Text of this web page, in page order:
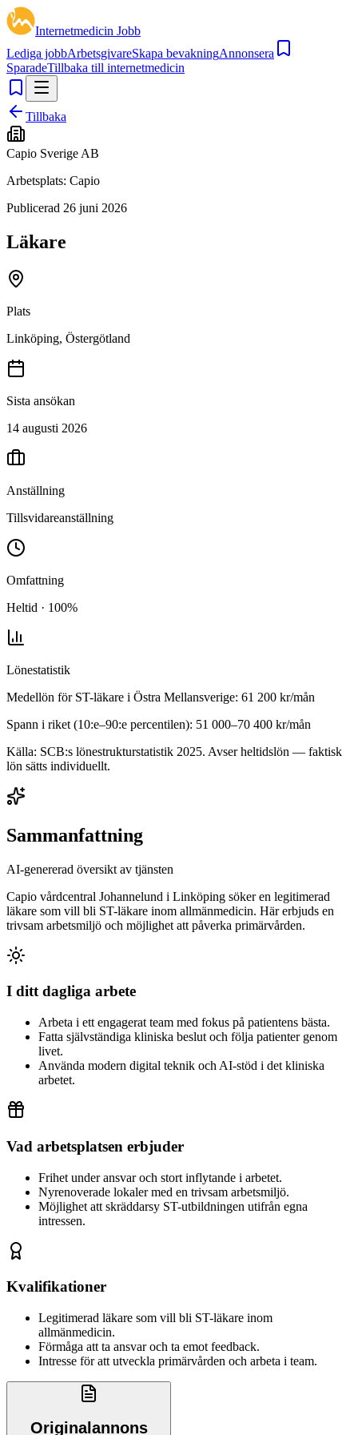
Internetmedicin Jobb
Lediga jobbArbetsgivareSkapa bevakningAnnonsera
SparadeTillbaka till internetmedicin
Tillbaka
Capio Sverige AB
Arbetsplats: Capio
Publicerad 26 juni 2026
Läkare
Plats
Linköping, Östergötland
Sista ansökan
14 augusti 2026
Anställning
Tillsvidareanställning
Omfattning
Heltid · 100%
Lönestatistik
Medellön för ST-läkare i Östra Mellansverige: 61 200 kr/mån
Spann i riket (10:e–90:e percentilen): 51 000–70 400 kr/mån
Källa: SCB:s lönestrukturstatistik 2025. Avser heltidslön — faktisk
lön sätts individuellt.
Sammanfattning
AI-genererad översikt av tjänsten
Capio vårdcentral Johannelund i Linköping söker en legitimerad
läkare som vill bli ST-läkare inom allmänmedicin. Här erbjuds en
trivsam arbetsmiljö och möjlighet att påverka primärvården.
I ditt dagliga arbete
Arbeta i ett engagerat team med fokus på patientens bästa.
Fatta självständiga kliniska beslut och följa patienter genom
livet.
Använda modern digital teknik och AI-stöd i det kliniska
arbetet.
Vad arbetsplatsen erbjuder
Frihet under ansvar och stort inflytande i arbetet.
Nyrenoverade lokaler med en trivsam arbetsmiljö.
Möjlighet att skräddarsy ST-utbildningen utifrån egna
intressen.
Kvalifikationer
Legitimerad läkare som vill bli ST-läkare inom
allmänmedicin.
Förmåga att ta ansvar och ta emot feedback.
Intresse för att utveckla primärvården och arbeta i team.
Originalannons